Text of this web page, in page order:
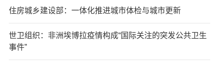
住房城乡建设部：一体化推进城市体检与城市更新
世卫组织：非洲埃博拉疫情构成“国际关注的突发公共卫生
事件”